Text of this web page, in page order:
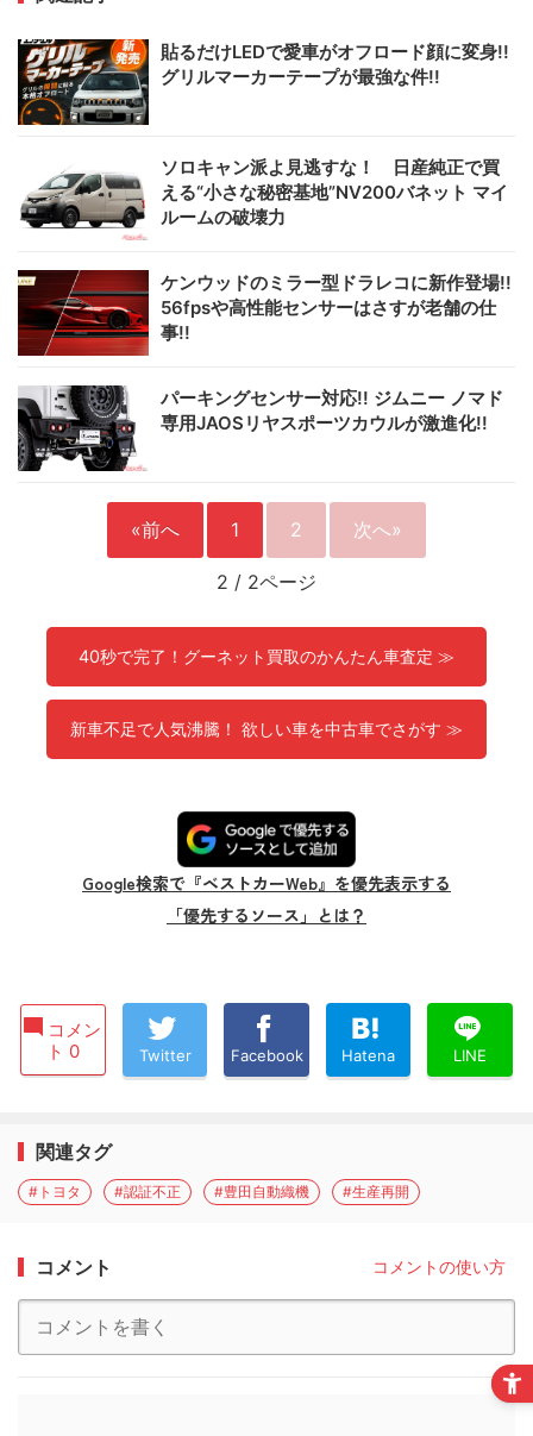
貼るだけLEDで愛車がオフロード顔に変身!!
グリルマーカーテープが最強な件!!
ソロキャン派よ見逃すな！ 日産純正で買
える“小さな秘密基地”NV200バネット マイ
ルームの破壊力
ケンウッドのミラー型ドラレコに新作登場!!
56fpsや高性能センサーはさすが老舗の仕
事!!
パーキングセンサー対応!! ジムニー ノマド
専用JAOSリヤスポーツカウルが激進化!!
«前へ 1 2 次へ»
2 / 2ページ
40秒で完了！グーネット買取のかんたん車査定 ≫
新車不足で人気沸騰！ 欲しい車を中古車でさがす ≫
Google検索で『ベストカーWeb』を優先表示する
「優先するソース」とは？
コメン
ト 0
Twitter Facebook Hatena LINE
関連タグ
#トヨタ #認証不正 #豊田自動織機 #生産再開
コメント コメントの使い方